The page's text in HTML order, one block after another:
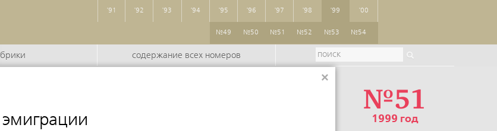
'91 '92 '93 '94 '95 '96 '97 '98 '99
№49 №50 №51 №52 №53 №54
'00
содержание всех номеров
№51
1999 год
×